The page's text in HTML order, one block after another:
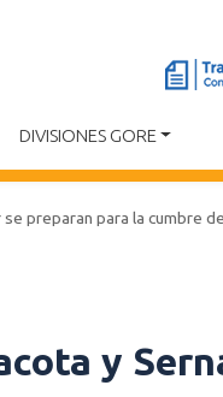
DIVISIONES GORE
preparan para la cumbre
y